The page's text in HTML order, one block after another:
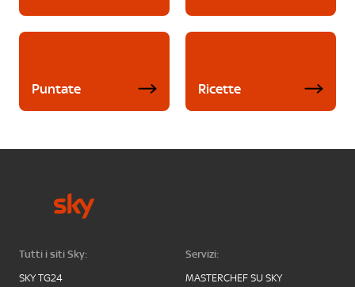
Puntate Ricette
Tutti i siti Sky:
SKY TG24
Servizi:
MASTERCHEF SU SKY